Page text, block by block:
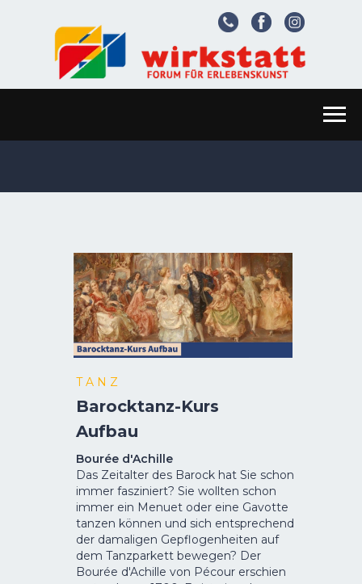
Barocktanz-Kurs
Aufbau
Bourée d'Achille
Das Zeitalter des Barock hat Sie schon
immer fasziniert? Sie wollten schon
immer ein Menuet oder eine Gavotte
tanzen können und sich entsprechend
der damaligen Gepflogenheiten auf
dem Tanzparkett bewegen? Der
Bourée d'Achille von Pécour erschien
T A N Z